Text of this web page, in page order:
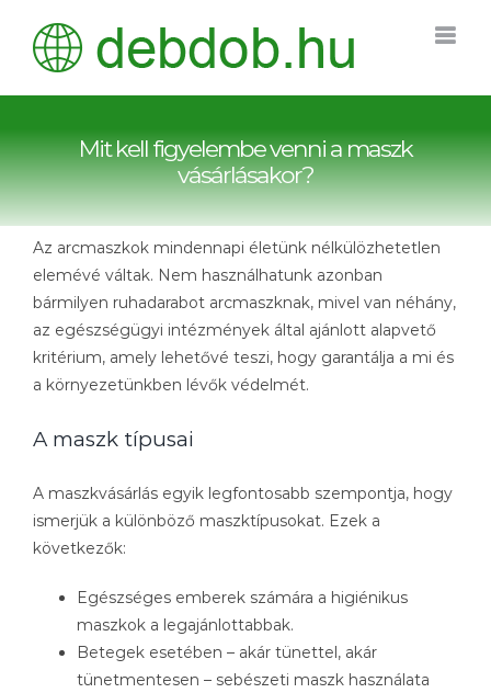
Mit kell figyelembe venni a maszk
vásárlásakor?
Az arcmaszkok mindennapi életünk nélkülözhetetlen
elemévé váltak. Nem használhatunk azonban
bármilyen ruhadarabot arcmaszknak, mivel van néhány,
az egészségügyi intézmények által ajánlott alapvető
kritérium, amely lehetővé teszi, hogy garantálja a mi és
a környezetünkben lévők védelmét.
A maszk típusai
A maszkvásárlás egyik legfontosabb szempontja, hogy
ismerjük a különböző maszktípusokat. Ezek a
következők:
Egészséges emberek számára a higiénikus
maszkok a legajánlottabbak.
Betegek esetében – akár tünettel, akár
tünetmentesen – sebészeti maszk használata